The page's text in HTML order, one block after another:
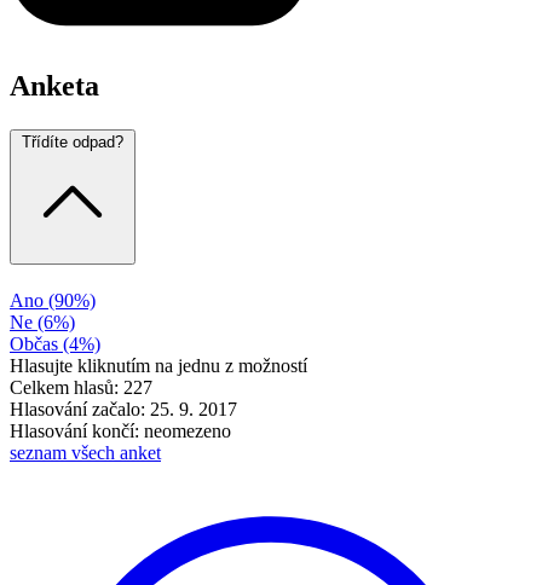
Anketa
Třídíte odpad?
Ano (90%)
Ne (6%)
Občas (4%)
Hlasujte kliknutím na jednu z možností
Celkem hlasů: 227
Hlasování začalo: 25. 9. 2017
Hlasování končí: neomezeno
seznam všech anket